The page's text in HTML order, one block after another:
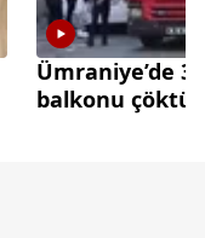
Ümraniye’de 3
balkonu çöktü